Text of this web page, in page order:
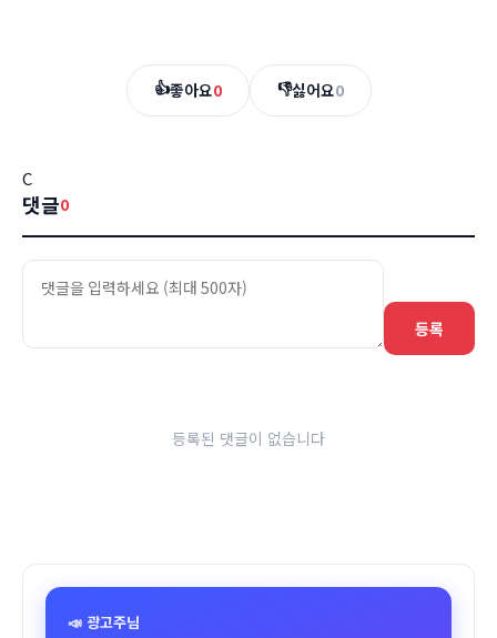
👍좋아요0 👎싫어요0
C
댓글0
등록
등록된 댓글이 없습니다
📣 광고주님